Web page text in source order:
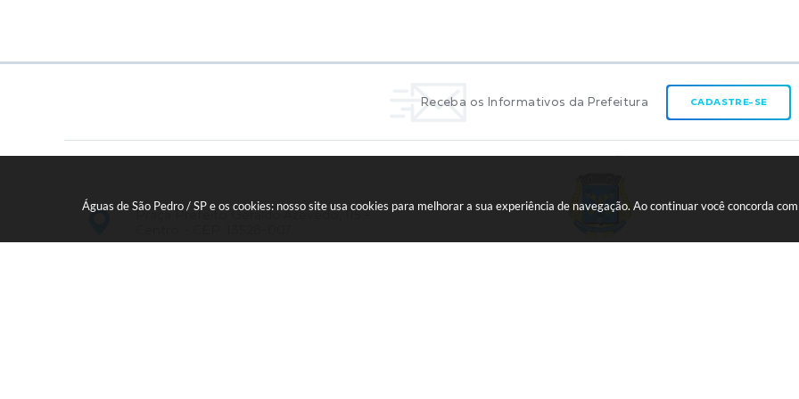
Águas de São Pedro / SP e os cookies: nosso site usa cookies para melhorar a sua experiência de navegação. Ao continuar você concorda
Receba os Informativos da Prefeitura CADASTRE-SE
Praça Prefeito Geraldo Azevedo, 115 -